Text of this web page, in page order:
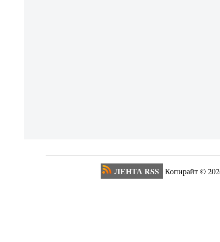
ЛЕНТА RSS Копирайт ©